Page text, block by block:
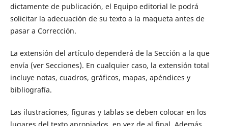
dictamente de publicación, el Equipo editorial le podrá
solicitar la adecuación de su texto a la maqueta antes de
pasar a Corrección.
La extensión del artículo dependerá de la Sección a la que
envía (ver Secciones). En cualquier caso, la extensión total
incluye notas, cuadros, gráficos, mapas, apéndices y
bibliografía.
Las ilustraciones, figuras y tablas se deben colocar en los